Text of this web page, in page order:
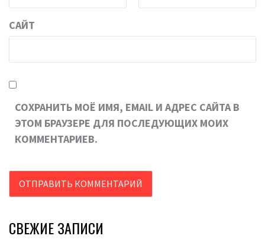
САЙТ
СОХРАНИТЬ МОЁ ИМЯ, EMAIL И АДРЕС САЙТА В
ЭТОМ БРАУЗЕРЕ ДЛЯ ПОСЛЕДУЮЩИХ МОИХ
КОММЕНТАРИЕВ.
СВЕЖИЕ ЗАПИСИ